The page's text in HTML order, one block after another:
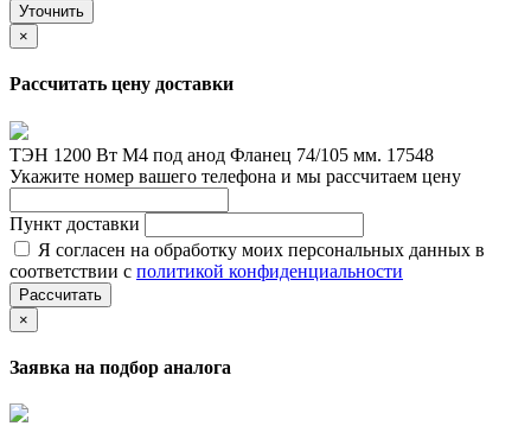
Уточнить
×
Рассчитать цену доставки
ТЭН 1200 Вт М4 под анод Фланец 74/105 мм. 17548
Укажите номер вашего телефона и мы рассчитаем цену
Пункт доставки
Я согласен на обработку моих персональных данных в
соответствии с политикой конфиденциальности
Рассчитать
×
Заявка на подбор аналога